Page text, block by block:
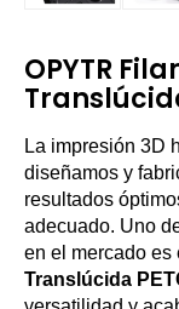
OPYTR
La impresión 3D
diseñamos y
resultados
adecuado. Uno
en el mercado es
Translúcida